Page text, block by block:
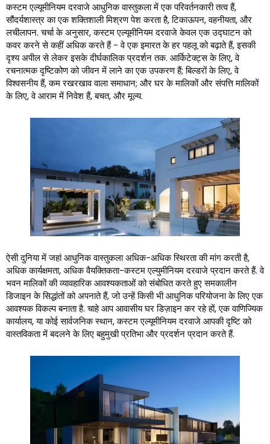
कस्टम एल्यूमीनियम दरवाजे आधुनिक वास्तुकला में एक परिवर्तनकारी तत्व हैं,
सौंदर्यशास्त्र का एक शक्तिशाली मिश्रण पेश करता है, टिकाऊपन, वहनीयता, और
लचीलापन. चर्चा के अनुसार, कस्टम एल्यूमीनियम दरवाजे केवल एक उद्घाटन को
कवर करने से कहीं अधिक करते हैं - वे एक इमारत के हर पहलू को बढ़ाते हैं, इसकी
दृश्य अपील से लेकर इसके दीर्घकालिक प्रदर्शन तक. आर्किटेक्ट्स के लिए, वे
रचनात्मक दृष्टिकोण को जीवन में लाने का एक उपकरण हैं; बिल्डरों के लिए, वे
विश्वसनीय हैं, कम रखरखाव वाला समाधान; और घर के मालिकों और संपत्ति मालिकों
के लिए, वे आराम में निवेश हैं, बचत, और मूल्य.
ऐसी दुनिया में जहां आधुनिक वास्तुकला अधिक-अधिक स्थिरता की मांग करती है,
अधिक कार्यक्षमता, अधिक वैयक्तिकता-कस्टम एल्युमीनियम दरवाजे प्रदान करते हैं. वे
भवन मालिकों की व्यावहारिक आवश्यकताओं को संबोधित करते हुए समकालीन
डिजाइन के सिद्धांतों को अपनाते हैं, जो उन्हें किसी भी आधुनिक परियोजना के लिए एक
आवश्यक विकल्प बनाता है. चाहे आप आवासीय घर डिज़ाइन कर रहे हों, एक वाणिज्यिक
कार्यालय, या कोई सार्वजनिक स्थान, कस्टम एल्यूमीनियम दरवाजे आपकी दृष्टि को
वास्तविकता में बदलने के लिए बहुमुखी प्रतिभा और प्रदर्शन प्रदान करते हैं.